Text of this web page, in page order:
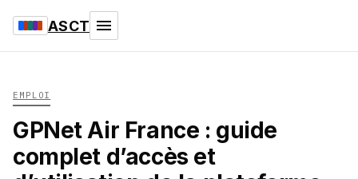
ASCT
EMPLOI
GPNet Air France : guide
complet d’accès et